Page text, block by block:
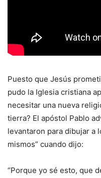
Puesto que Jesús
pudo la Iglesia cristiana
necesitar una nueva
tierra? El apóstol Pablo
levantaron para dibujar a
mismos” cuando dijo:
“Porque yo sé esto, que